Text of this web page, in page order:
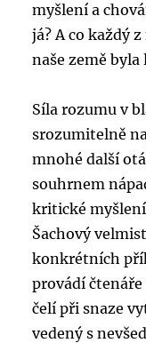
myšlení a
já? A co každý
naše země
Síla rozumu v
srozumitelně
mnohé další
souhrnem
kritické
Šachový
konkrétních
provádí
čelí při snaze
vedený s